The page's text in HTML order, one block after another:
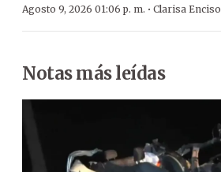
Agosto 9, 2026 01:06 p. m. · Clarisa Enciso
Notas más leídas